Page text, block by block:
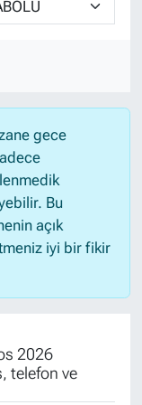
gece
Bu
açık
iyi bir fikir
2026
telefon ve